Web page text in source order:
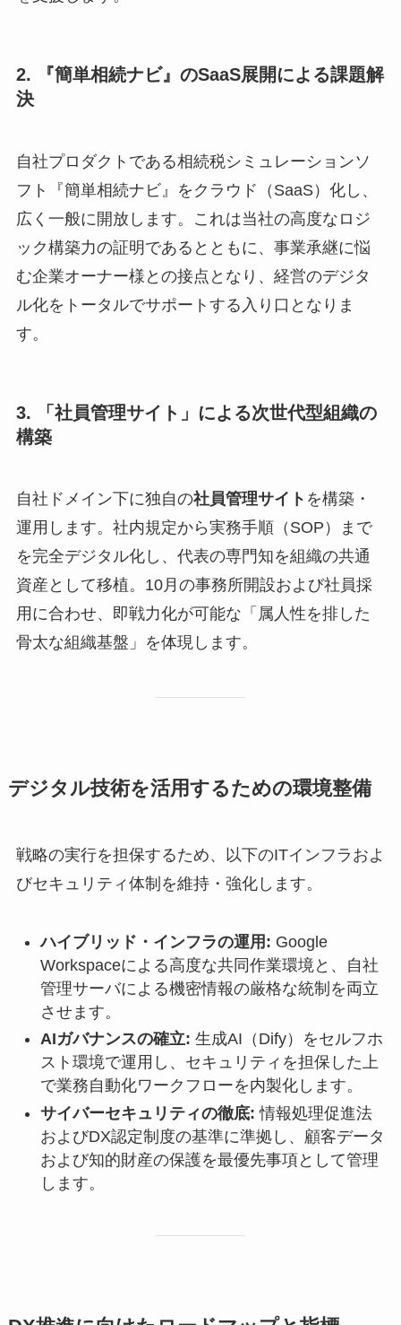
2. 『簡単相続ナビ』のSaaS展開による課題解
決
自社プロダクトである相続税シミュレーションソ
フト『簡単相続ナビ』をクラウド（SaaS）化し、
広く一般に開放します。これは当社の高度なロジ
ック構築力の証明であるとともに、事業承継に悩
む企業オーナー様との接点となり、経営のデジタ
ル化をトータルでサポートする入り口となりま
す。
3. 「社員管理サイト」による次世代型組織の
構築
自社ドメイン下に独自の社員管理サイト を構築・
運用します。社内規定から実務手順（SOP）まで
を完全デジタル化し、代表の専門知を組織の共通
資産として移植。10月の事務所開設および社員採
用に合わせ、即戦力化が可能な「属人性を排した
骨太な組織基盤」を体現します。
デジタル技術を活用するための環境整備
戦略の実行を担保するため、以下のITインフラおよ
びセキュリティ体制を維持・強化します。
ハイブリッド・インフラの運用: Google
Workspaceによる高度な共同作業環境と、自社
管理サーバによる機密情報の厳格な統制を両立
させます。
AIガバナンスの確立: 生成AI（Dify）をセルフホ
スト環境で運用し、セキュリティを担保した上
で業務自動化ワークフローを内製化します。
サイバーセキュリティの徹底: 情報処理促進法
およびDX認定制度の基準に準拠し、顧客データ
および知的財産の保護を最優先事項として管理
します。